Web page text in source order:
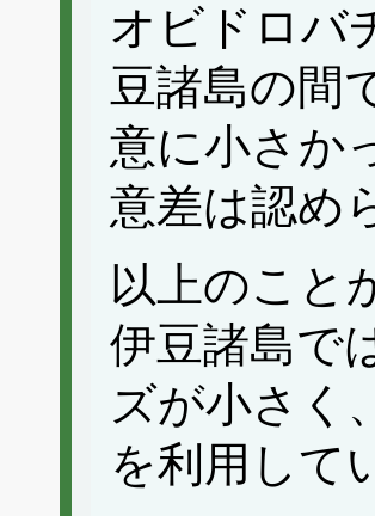
オビドロバ
豆諸島の間
意に小さか
意差は認め
以上のこと
伊豆諸島で
ズが小さく
を利用して